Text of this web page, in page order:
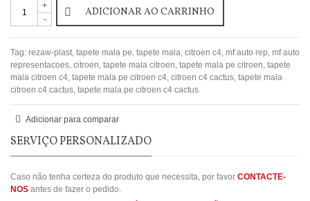
-
+ ADICIONAR AO CARRINHO
Tag: rezaw-plast, tapete mala pe, tapete mala, citroen c4, mf auto rep, mf auto
representacoes, citroen, tapete mala citroen, tapete mala pe citroen, tapete
mala citroen c4, tapete mala pe citroen c4, citroen c4 cactus, tapete mala
citroen c4 cactus, tapete mala pe citroen c4 cactus
Adicionar para comparar
SERVIÇO PERSONALIZADO
Caso não tenha certeza do produto que necessita, por favor CONTACTE-
NOS antes de fazer o pedido.